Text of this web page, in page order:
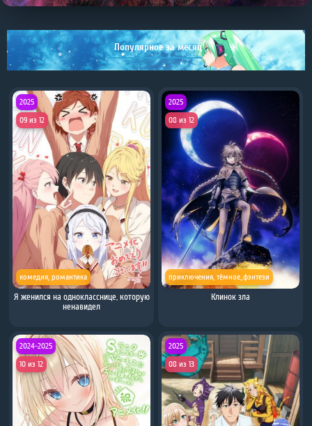
Популярное за месяц
Я женился на однокласснице, которую
ненавидел
2025
09 из 12
комедия романтика
Клинoк злa
2025
08 из 12
приключения тёмное_фэнтези
2024-2025
10 из 12
2025
08 из 13